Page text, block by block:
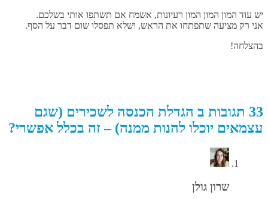
יש עוד המון המון המון רעיונות, אשמח אם תשתפו אותי בשלכם.
אני רק מציעה שתפתחו את הראש, ושלא תפסלו שום דבר על הסף.
בהצלחה!
33 תגובות ב הגדלת הכנסה לשכירים (שגם
עצמאים יוכלו להנות ממנה) – זה בכלל אפשרי?
שרון גולן